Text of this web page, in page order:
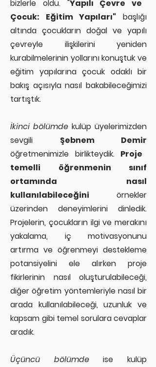
tanıyacağız. Pecha Kucha (20x20)
formatta heyecanlı dakikalar
bizlerle oldu. "Yapılı Çevre ve
Çocuk: Eğitim Yapıları" başlığı
altında çocukların doğal ve yapılı
çevreyle ilişkilerini yeniden
kurabilmelerinin yollarını konuştuk ve
eğitim yapılarına çocuk odaklı bir
bakış açısıyla nasıl bakabileceğimizi
tartıştık.
İkinci bölümde kulüp üyelerimizden
sevgili Şebnem Demir
öğretmenimizle birlikteydik. Proje
temelli öğrenmenin sınıf
ortamında nasıl
kullanılabileceğini örnekler
üzerinden deneyimlerini dinledik.
Projelerin, çocukların ilgi ve merakını
yakalama, iç motivasyonunu
artırma ve öğrenmeyi destekleme
potansiyelini ele alırken proje
fikirlerinin nasıl oluşturulabileceği,
diğer öğretim yöntemleriyle nasıl bir
arada kullanılabileceği, uzunluk ve
kapsam gibi temel sorulara cevaplar
aradık.
Üçüncü bölümdeise kulüp